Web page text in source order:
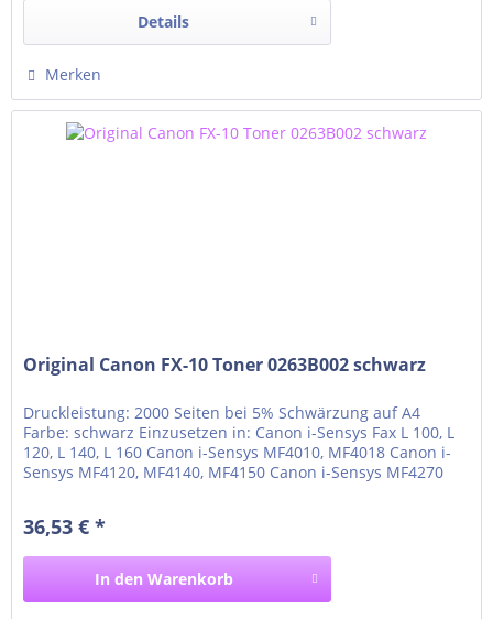
Details
Merken
Original Canon FX-10 Toner 0263B002 schwarz
Druckleistung: 2000 Seiten bei 5% Schwärzung auf A4
Farbe: schwarz Einzusetzen in: Canon i-Sensys Fax L 100, L
120, L 140, L 160 Canon i-Sensys MF4010, MF4018 Canon i-
Sensys MF4120, MF4140, MF4150 Canon i-Sensys MF4270
MF4660PL, MF4690PL Canon PC-D440, D450
36,53 € *
In den Warenkorb